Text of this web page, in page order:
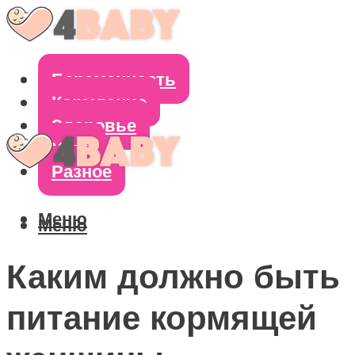
Беременность
Кормление
Здоровье
Уход
Разное
Меню
Меню
Каким должно быть
питание кормящей